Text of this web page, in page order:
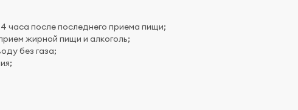
часа после последнего приема пищи;
жирной пищи и алкоголь;
без газа;